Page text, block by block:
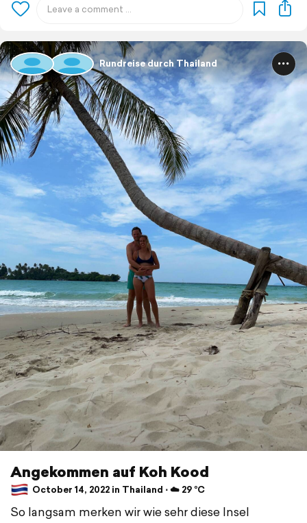
Rundreise durch Thailand
Angekommen auf Koh Kood
October 14, 2022 in Thailand ⋅ ☁️ 29 °C
So langsam merken wir wie sehr diese Insel